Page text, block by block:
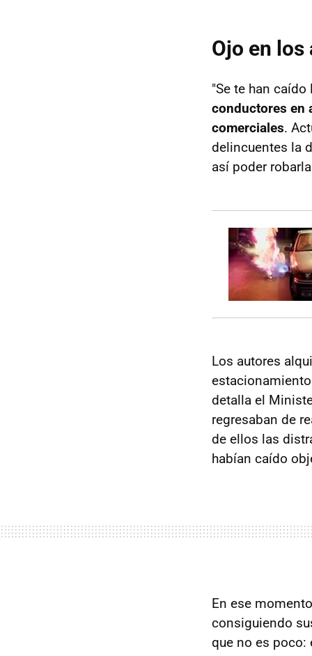
Ojo en
"Se te han
conductores en
comerciales.
delincuentes la
así poder
Los autores
detalla el
regresaban de
de ellos las
habían caído
En ese
consiguiendo
que no es poco: